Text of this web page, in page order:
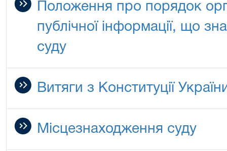
Положення про порядок
публічної інформації, що
суду
Витяги з Конституції
Місцезнаходження суду